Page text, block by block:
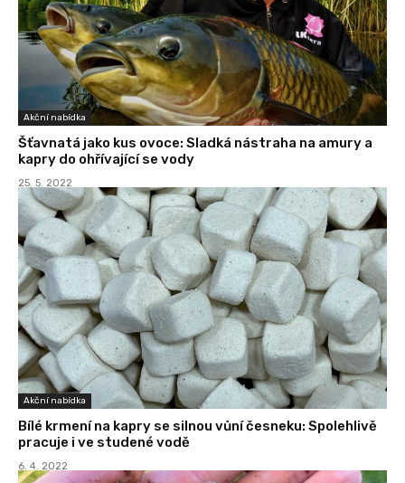
Akční nabídka
Šťavnatá jako kus ovoce: Sladká nástraha na amury a
kapry do ohřívající se vody
25. 5. 2022
Akční nabídka
Bílé krmení na kapry se silnou vůní česneku: Spolehlivě
pracuje i ve studené vodě
6. 4. 2022